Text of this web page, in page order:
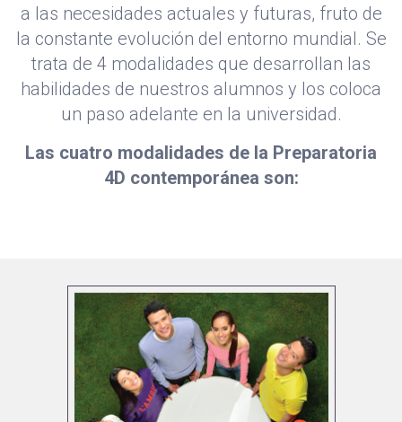
a las necesidades actuales y futuras, fruto de
la constante evolución del entorno mundial. Se
trata de 4 modalidades que desarrollan las
habilidades de nuestros alumnos y los coloca
un paso adelante en la universidad.
Las cuatro modalidades de la Preparatoria
4D contemporánea son: